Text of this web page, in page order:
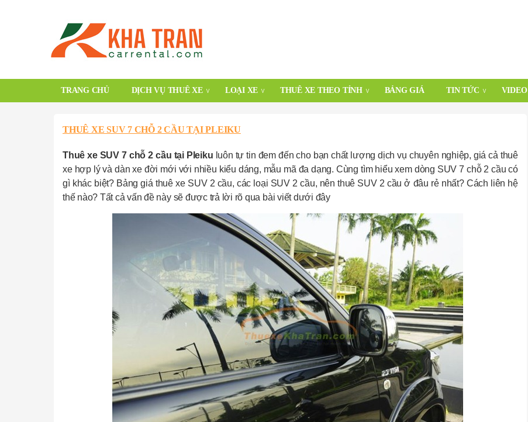
TRANG CHỦ DỊCH VỤ THUÊ XE LOẠI XE THUÊ XE THEO TỈNH BẢNG GIÁ TIN TỨC VIDEO
THUÊ XE SUV 7 CHỖ 2 CẦU TẠI PLEIKU
Thuê xe SUV 7 chỗ 2 cầu tại Pleiku luôn tự tin đem đến cho bạn chất lượng dịch vụ chuyên nghiệp, giá cả thuê
xe hợp lý và dàn xe đời mới với nhiều kiểu dáng, mẫu mã đa dạng. Cùng tìm hiểu xem dòng SUV 7 chỗ 2 cầu có
gì khác biệt? Bảng giá thuê xe SUV 2 cầu, các loại SUV 2 cầu, nên thuê SUV 2 cầu ở đâu rẻ nhất? Cách liên hệ
thế nào? Tất cả vấn đề này sẽ được trả lời rõ qua bài viết dưới đây